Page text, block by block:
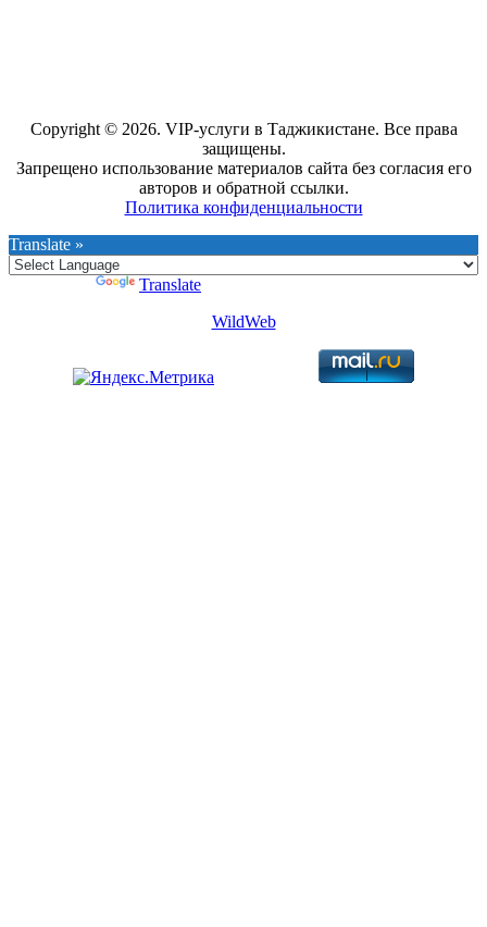
Copyright © 2026. VIP-услуги в Таджикистане. Все права
защищены.
Запрещено использование материалов сайта без согласия его
авторов и обратной ссылки.
Политика конфиденциальности
Translate »
Translate
WildWeb